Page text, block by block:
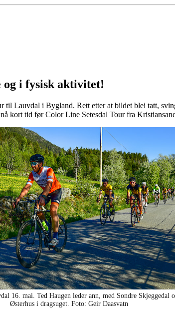
i fysisk aktivitet!
til Lauvdal i Bygland. Rett etter at bildet blei tatt,
kort tid før Color Line Setesdal Tour fra
16. mai. Ted Haugen leder ann, med Sondre Skjeggedal
Østerhus i dragsuget. Foto: Geir Daasvatn